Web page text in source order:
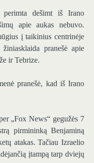
perimta dešimt iš Irano
apie aukas nebuvo.
į taikinius centrinėje
pranešė apie
ir Tebrize.
pranešė, kad iš Irano
„Fox News“ gegužės 7
pirmininką Benjaminą
atakas. Tačiau Izraelio
įtampą tarp dviejų